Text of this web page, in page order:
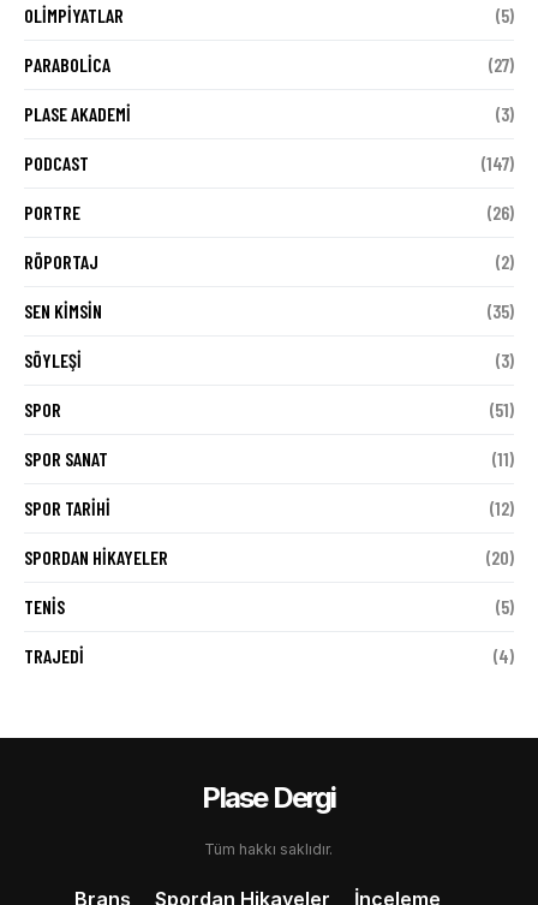
OLIMPIYATLAR (5)
PARABOLICA (27)
PLASE AKADEMI (3)
PODCAST (147)
PORTRE (26)
RÖPORTAJ (2)
SEN KIMSIN (35)
SÖYLEŞI (3)
SPOR (51)
SPOR SANAT (11)
SPOR TARIHI (12)
SPORDAN HIKAYELER (20)
TENIS (5)
TRAJEDI (4)
Plase Dergi
Tüm hakkı saklıdır.
Branş Spordan Hikayeler İnceleme